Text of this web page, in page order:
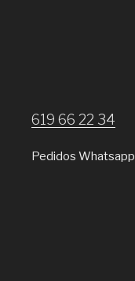
619 66 22 34
Pedidos Whatsapp